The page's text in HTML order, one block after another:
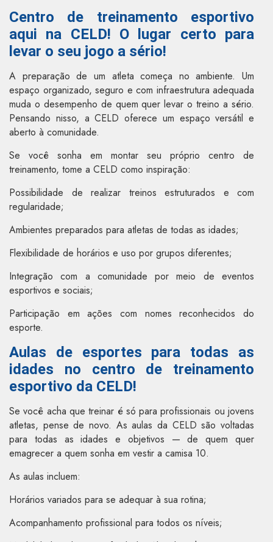
Centro de treinamento esportivo
aqui na CELD! O lugar certo para
levar o seu jogo a sério!
A preparação de um atleta começa no ambiente. Um
espaço organizado, seguro e com infraestrutura adequada
muda o desempenho de quem quer levar o treino a sério.
Pensando nisso, a CELD oferece um espaço versátil e
aberto à comunidade.
Se você sonha em montar seu próprio centro de
treinamento, tome a CELD como inspiração:
Possibilidade de realizar treinos estruturados e com
regularidade;
Ambientes preparados para atletas de todas as idades;
Flexibilidade de horários e uso por grupos diferentes;
Integração com a comunidade por meio de eventos
esportivos e sociais;
Participação em ações com nomes reconhecidos do
esporte.
Aulas de esportes para todas as
idades no centro de treinamento
esportivo da CELD!
Se você acha que treinar é só para profissionais ou jovens
atletas, pense de novo. As aulas da CELD são voltadas
para todas as idades e objetivos — de quem quer
emagrecer a quem sonha em vestir a camisa 10.
As aulas incluem:
Horários variados para se adequar à sua rotina;
Acompanhamento profissional para todos os níveis;